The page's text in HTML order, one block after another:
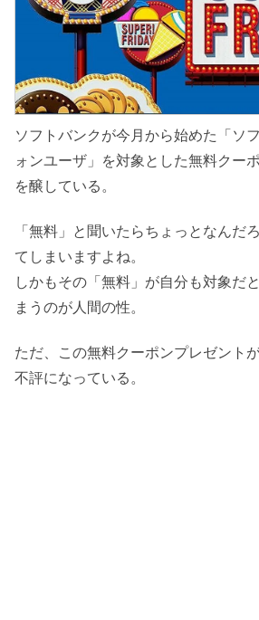
ソフトバンクが今月から始めた「ソ
ォンユーザ」を対象とした無料クー
を醸している。
「無料」と聞いたらちょっとなんだ
てしまいますよね。
しかもその「無料」が自分も対象だ
まうのが人間の性。
ただ、この無料クーポンプレゼント
不評になっている。